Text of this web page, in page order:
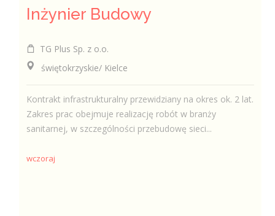
Inżynier Budowy
TG Plus Sp. z o.o.
świętokrzyskie/ Kielce
Kontrakt infrastrukturalny przewidziany na okres ok. 2 lat.
Zakres prac obejmuje realizację robót w branży
sanitarnej, w szczególności przebudowę sieci...
wczoraj